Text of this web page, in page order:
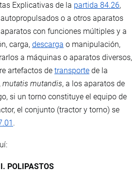
Explicativas de la partida 84.26,
o a otros aparatos
con funciones múltiples y a
carga, descarga o manipulación,
a máquinas o aparatos diversos,
artefactos de transporte de la
mutatis mutandis, a los aparatos de
si un torno constituye el equipo de
el conjunto (tractor y torno) se
.
I. POLIPASTOS